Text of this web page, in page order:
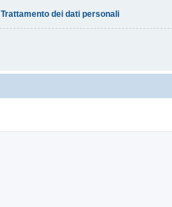
Trattamento dei dati personali